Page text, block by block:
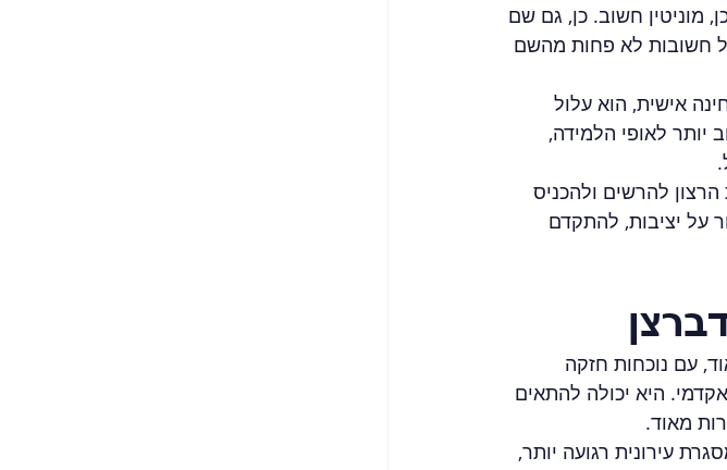
מוניטין חשוב. כן, גם שם
חשובות לא פחות מהשם
אישית, הוא עלול
לאופי הלמידה,
להרשים ולהכניס
על יציבות, להתקדם
עם נוכחות חזקה
היא יכולה להתאים
מאוד.
עירונית רגועה יותר,